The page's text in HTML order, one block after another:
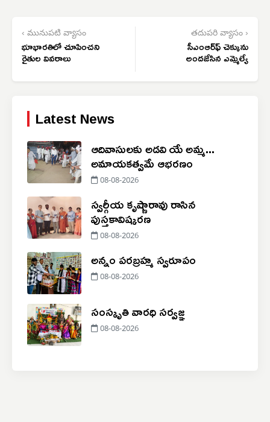
‹ మునుపటి వ్యాసం
భూభారతిలో చూపించని
రైతుల వివరాలు
తదుపరి వ్యాసం ›
సీఎంఆర్‌ఫ్ చెక్కును
అందజేసిన ఎమ్మెల్యే
Latest News
ఆదివాసులకు అడవి యే అమ్మ...
అమాయకత్వమే ఆభరణం
08-08-2026
స్వర్గీయ కృష్ణారావు రాసిన
పుస్తకావిష్కరణ
08-08-2026
అన్నం పరబ్రహ్మ స్వరూపం
08-08-2026
సంస్కృతి వారధి సర్వజ్ఞ
08-08-2026